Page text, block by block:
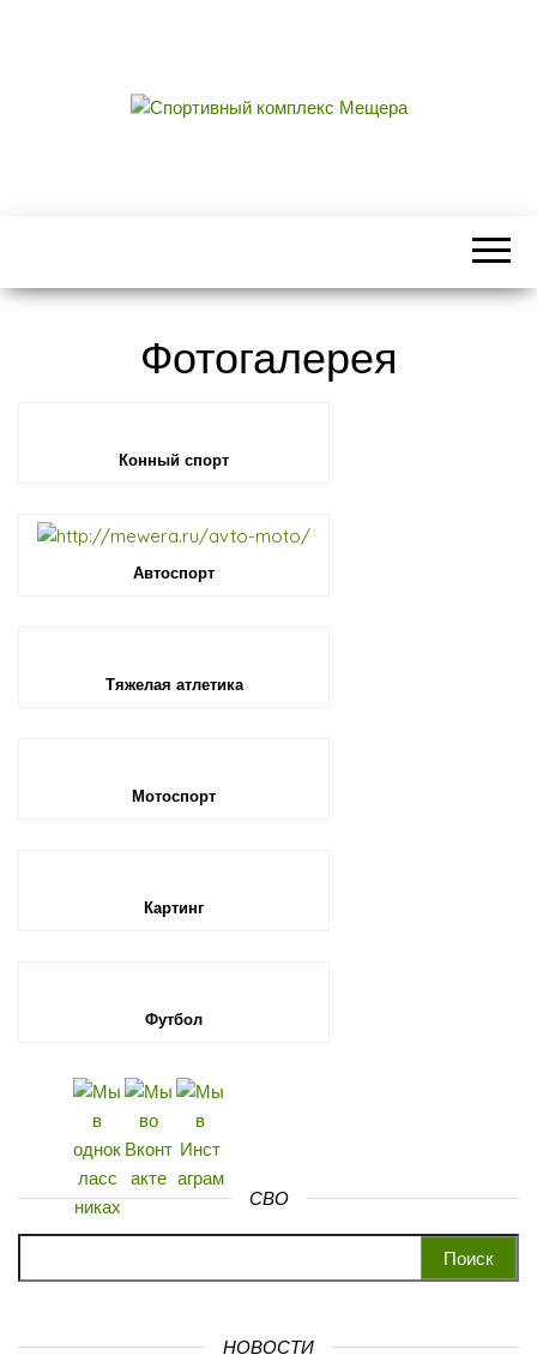
МЕЩЕРА
Фотогалерея
Конный спорт
Автоспорт
Тяжелая атлетика
Мотоспорт
Картинг
Футбол
СВО
НОВОСТИ